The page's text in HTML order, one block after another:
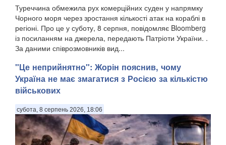
Туреччина обмежила рух комерційних суден у напрямку
Чорного моря через зростання кількості атак на кораблі в
регіоні. Про це у суботу, 8 серпня, повідомляє Bloomberg
із посиланням на джерела, передають Патріоти України. .
За даними співрозмовників вид...
"Це неприйнятно": Жорін пояснив, чому
Україна не має змагатися з Росією за кількістю
військових
субота, 8 серпень 2026, 18:06